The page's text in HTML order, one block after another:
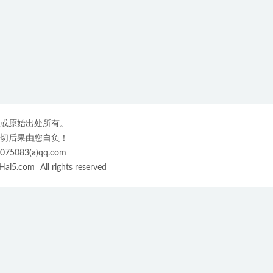
原始出处所有。
后果由您自负！
All rights reserved